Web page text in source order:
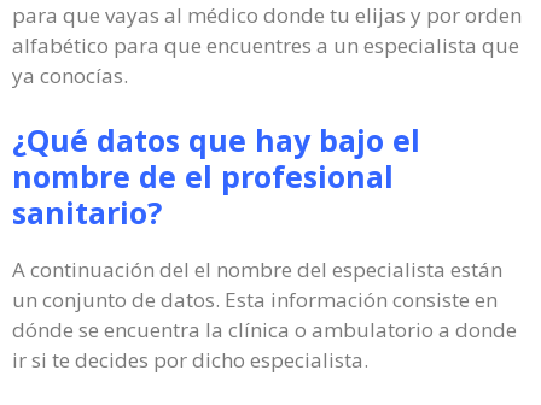
para que vayas al médico donde tu elijas y por orden
alfabético para que encuentres a un especialista que
ya conocías.
¿Qué datos que hay bajo el
nombre de el profesional
sanitario?
A continuación del el nombre del especialista están
un conjunto de datos. Esta información consiste en
dónde se encuentra la clínica o ambulatorio a donde
ir si te decides por dicho especialista.